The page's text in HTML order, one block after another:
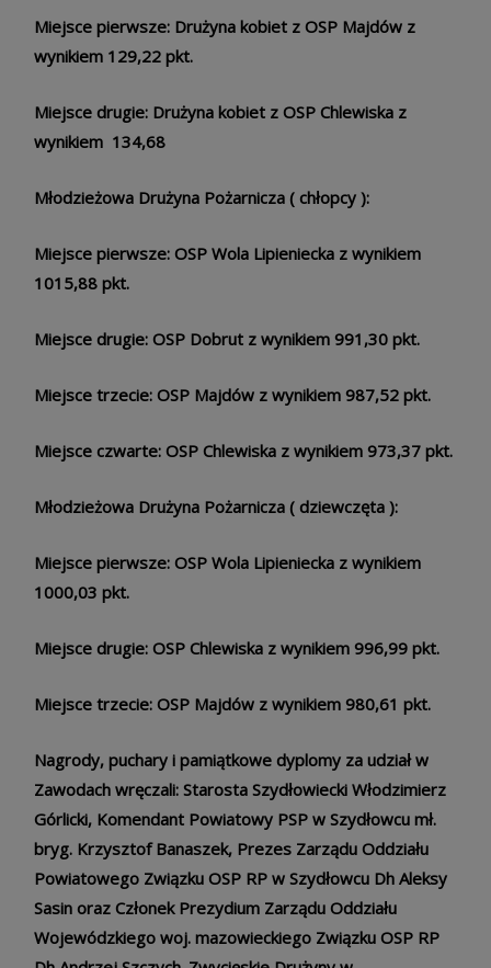
Miejsce pierwsze: Drużyna kobiet z OSP Majdów z
wynikiem 129,22 pkt.
Miejsce drugie: Drużyna kobiet z OSP Chlewiska z
wynikiem 134,68
Młodzieżowa Drużyna Pożarnicza ( chłopcy ):
Miejsce pierwsze: OSP Wola Lipieniecka z wynikiem
1015,88 pkt.
Miejsce drugie: OSP Dobrut z wynikiem 991,30 pkt.
Miejsce trzecie: OSP Majdów z wynikiem 987,52 pkt.
Miejsce czwarte: OSP Chlewiska z wynikiem 973,37 pkt.
Młodzieżowa Drużyna Pożarnicza ( dziewczęta ):
Miejsce pierwsze: OSP Wola Lipieniecka z wynikiem
1000,03 pkt.
Miejsce drugie: OSP Chlewiska z wynikiem 996,99 pkt.
Miejsce trzecie: OSP Majdów z wynikiem 980,61 pkt.
Nagrody, puchary i pamiątkowe dyplomy za udział w
Zawodach wręczali: Starosta Szydłowiecki Włodzimierz
Górlicki, Komendant Powiatowy PSP w Szydłowcu mł.
bryg. Krzysztof Banaszek, Prezes Zarządu Oddziału
Powiatowego Związku OSP RP w Szydłowcu Dh Aleksy
Sasin oraz Członek Prezydium Zarządu Oddziału
Wojewódzkiego woj. mazowieckiego Związku OSP RP